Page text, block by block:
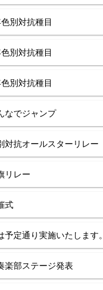
別対抗種目
別対抗種目
別対抗種目
でジャンプ
抗オールスターリレー
レー
式
予定通り実施いたします。
部ステージ発表